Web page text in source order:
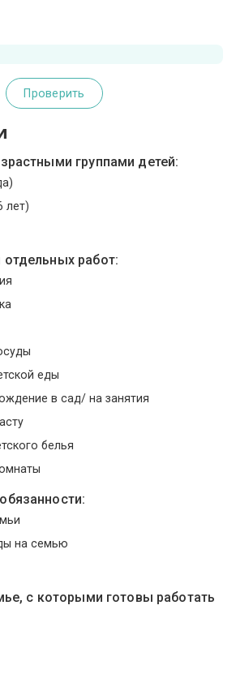
Проверить
группами детей:
лет)
работ:
еды
в сад/ на занятия
белья
на семью
с которыми готовы работать